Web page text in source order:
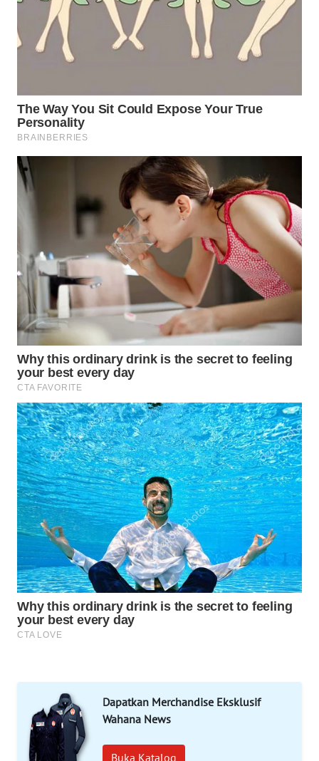
Dapatkan Merchandise Eksklusif
Wahana News
Buka Katalog
WAHANA
INFRASTRUKTUR
KONSUMEN
WAHANA
WAHANA
TV
WAHANANEWS
ID
WAHANANEWS
CO ID
WAHANANEWS
NET
WAHANA
SPORT
WAHANA
UMKM
WAHANA
SELEB
WAHANA
PERSONA
WAHANA
HEALTH